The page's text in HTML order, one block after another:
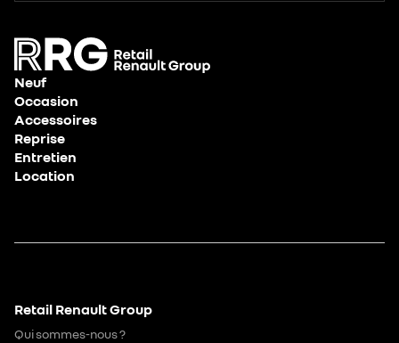
Neuf
Occasion
Accessoires
Reprise
Entretien
Location
Retail Renault Group
Qui sommes-nous ?